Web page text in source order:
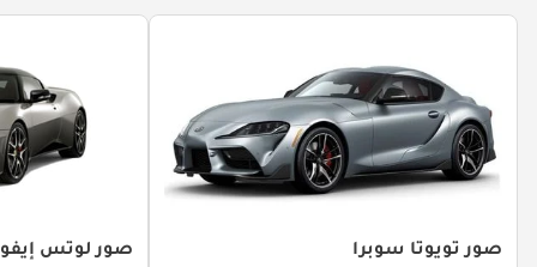
صور تويوتا سوبرا صور لوتس